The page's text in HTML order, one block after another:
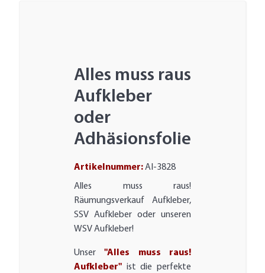
Alles muss raus
Aufkleber
oder
Adhäsionsfolie
Artikelnummer:AI-3828
Alles muss raus!
Räumungsverkauf Aufkleber,
SSV Aufkleber oder unseren
WSV Aufkleber!
Unser"Alles muss raus!
Aufkleber"ist die perfekte